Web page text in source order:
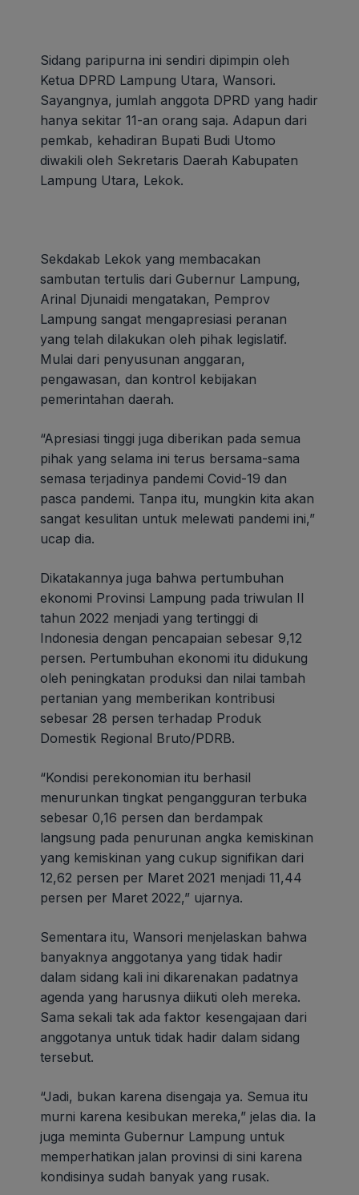
Sidang paripurna ini sendiri dipimpin oleh
Ketua DPRD Lampung ‎Utara, Wansori.
Sayangnya, jumlah anggota DPRD yang hadir
hanya sekitar 11-an orang saja. Adapun dari
pemkab, kehadiran Bupati Budi Utomo
diwakili oleh Sekretaris Daerah Kabupaten
Lampung Utara, Lekok.
Sekdakab Lekok yang membacakan
sambutan tertulis dari Gubernur Lampung,
Arinal Djunaidi mengatakan, Pemprov
Lampung sangat mengapresiasi peranan
yang telah dilakukan oleh pihak legislatif.
Mulai dari penyusunan anggaran,
pengawasan, dan kontrol kebijakan
pemerintahan daerah.
“Apresiasi tinggi juga diberikan pada semua
pihak yang selama ini terus bersama-sama
semasa terjadinya pandemi Covid-19 dan
pasca pandemi. Tanpa itu, mungkin kita akan
sangat kesulitan untuk melewati pandemi ini,”
ucap dia.
Dikatakannya juga bahwa pertumbuhan
ekonomi Provinsi Lampung pada triwulan II
tahun 2022 menjadi yang tertinggi di
Indonesia dengan pencapaian sebesar 9,12
persen. Pertumbuhan ekonomi itu didukung
oleh peningkatan produksi dan nilai tambah
pertanian yang memberikan kontribusi
sebesar 28 persen terhadap Produk
Domestik Regional Bruto/PDRB.
“Kondisi perekonomian itu berhasil
menurunkan tingkat pengangguran terbuka
sebesar 0,16 persen dan berdampak
langsung pada penurunan angka kemiskinan
yang kemiskinan yang cukup signifikan dari
12,62 persen per Maret 2021 menjadi 11,44
persen per Maret 2022,” ujarnya.
Sementara itu, Wansori menjelaskan bahwa
banyaknya anggotanya yang tidak hadir
dalam sidang kali ini dikarenakan padatnya
agenda yang harusnya diikuti oleh mereka.
Sama sekali tak ada faktor kesengajaan dari
anggotanya untuk tidak hadir dalam sidang
tersebut.
“Jadi, bukan karena disengaja ya. Semua itu
murni karena kesibukan mereka,” jelas dia. Ia
juga meminta Gubernur Lampung untuk
memperhatikan jalan provinsi di sini karena
kondisinya sudah banyak yang rusak.